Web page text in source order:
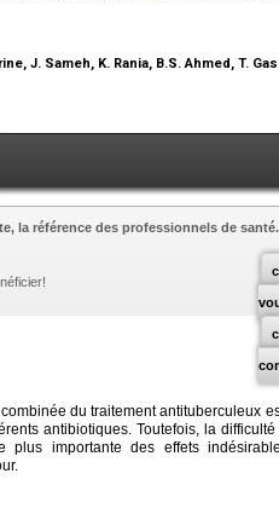
J. Sameh, K. Rania, B.S. Ahmed, T.
la référence des professionnels de santé.
du traitement antituberculeux
antibiotiques. Toutefois, la
plus importante des effets